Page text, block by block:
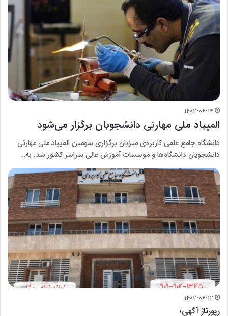
۱۴۰۲-۰۶-۱۴
المپیاد ملی مهارتی دانشجویان برگزار می‌شود
دانشگاه جامع علمی کاربردی میزبان برگزاری سومین المپیاد ملی مهارتی
دانشجویان دانشگاه‌ها و موسسات آموزش عالی سراسر کشور شد. به…
۱۴۰۲-۰۶-۱۲
رپورتاژ آگهی؛